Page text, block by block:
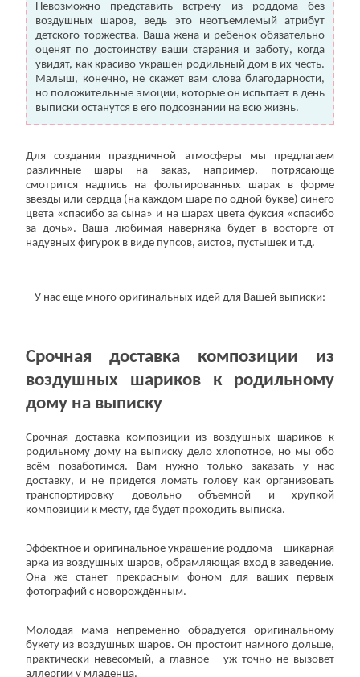
Невозможно представить встречу из роддома без
воздушных шаров, ведь это неотъемлемый атрибут
детского торжества. Ваша жена и ребенок обязательно
оценят по достоинству ваши старания и заботу, когда
увидят, как красиво украшен родильный дом в их честь.
Малыш, конечно, не скажет вам слова благодарности,
но положительные эмоции, которые он испытает в день
выписки останутся в его подсознании на всю жизнь.
Для создания праздничной атмосферы мы предлагаем
различные шары на заказ, например, потрясающе
смотрится надпись на фольгированных шарах в форме
звезды или сердца (на каждом шаре по одной букве) синего
цвета «спасибо за сына» и на шарах цвета фуксия «спасибо
за дочь». Ваша любимая наверняка будет в восторге от
надувных фигурок в виде пупсов, аистов, пустышек и т.д.
У нас еще много оригинальных идей для Вашей выписки:
Срочная доставка композиции из
воздушных шариков к родильному
дому на выписку
Срочная доставка композиции из воздушных шариков к
родильному дому на выписку дело хлопотное, но мы обо
всём позаботимся. Вам нужно только заказать у нас
доставку, и не придется ломать голову как организовать
транспортировку довольно объемной и хрупкой
композиции к месту, где будет проходить выписка.
Эффектное и оригинальное украшение роддома – шикарная
арка из воздушных шаров, обрамляющая вход в заведение.
Она же станет прекрасным фоном для ваших первых
фотографий с новорождённым.
Молодая мама непременно обрадуется оригинальному
букету из воздушных шаров. Он простоит намного дольше,
практически невесомый, а главное – уж точно не вызовет
аллергии у младенца.